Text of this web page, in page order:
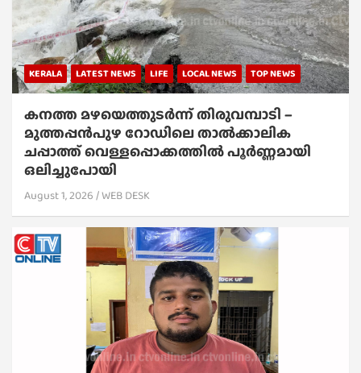
KERALA LATEST NEWS LIFE LOCAL NEWS TOP NEWS
കനത്ത മഴയെത്തുടർന്ന് തിരുവമ്പാടി –
മുത്തപ്പൻപുഴ റോഡിലെ താൽക്കാലിക
ചപ്പാത്ത് വെള്ളപ്പൊക്കത്തിൽ പൂർണ്ണമായി
ഒലിച്ചുപോയി
August 1, 2026 WEB DESK